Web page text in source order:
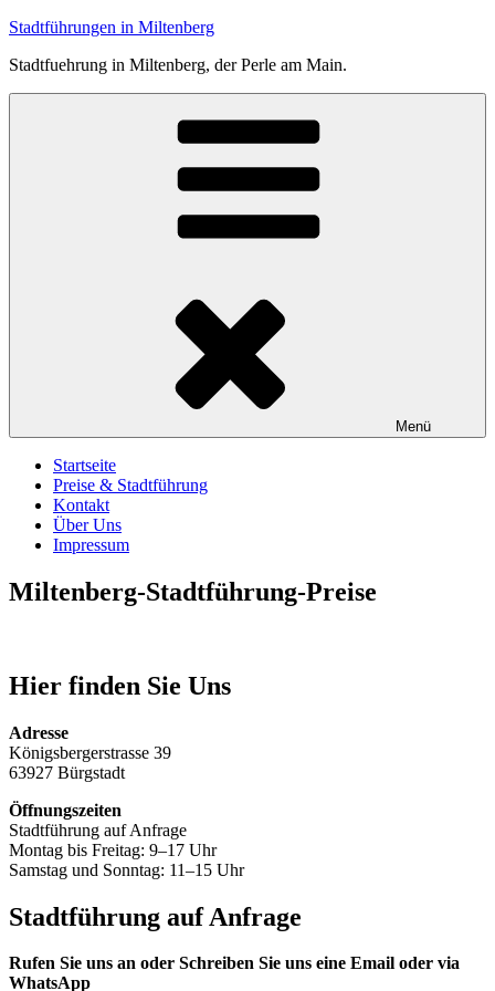
Zum
springen
Stadtführungen in Miltenberg
Stadtfuehrung in Miltenberg, der Perle am Main.
Menü
Startseite
Preise & Stadtführung
Kontakt
Über Uns
Impressum
Miltenberg-Stadtführung-Preise
Hier finden Sie Uns
Adresse
Königsbergerstrasse 39
63927 Bürgstadt
Öffnungszeiten
Stadtführung auf Anfrage
Montag bis Freitag: 9–17 Uhr
Samstag und Sonntag: 11–15 Uhr
Stadtführung auf Anfrage
Rufen Sie uns an oder Schreiben Sie uns eine Email oder via
WhatsApp